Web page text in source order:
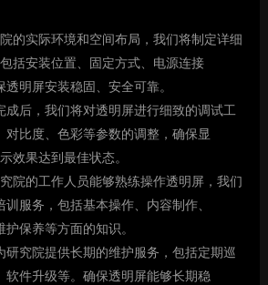
的实际环境和空间布局，我们将制定详细
括安装位置、固定方式、电源连接
透明屏安装稳固、安全可靠。
成后，我们将对透明屏进行细致的调试工
对比度、色彩等参数的调整，确保显
示效果达到最佳状态。
院的工作人员能够熟练操作透明屏，我们
服务，包括基本操作、内容制作、
护保养等方面的知识。
研究院提供长期的维护服务，包括定期巡
软件升级等。确保透明屏能够长期稳